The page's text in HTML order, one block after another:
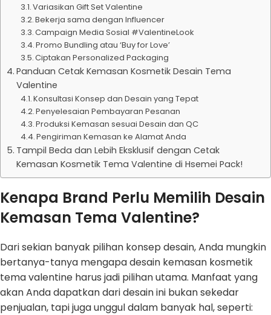
Variasikan Gift Set Valentine
Bekerja sama dengan Influencer
Campaign Media Sosial #ValentineLook
Promo Bundling atau ‘Buy for Love’
Ciptakan Personalized Packaging
Panduan Cetak Kemasan Kosmetik Desain Tema
Valentine
Konsultasi Konsep dan Desain yang Tepat
Penyelesaian Pembayaran Pesanan
Produksi Kemasan sesuai Desain dan QC
Pengiriman Kemasan ke Alamat Anda
Tampil Beda dan Lebih Eksklusif dengan Cetak
Kemasan Kosmetik Tema Valentine di Hsemei Pack!
Kenapa Brand Perlu Memilih Desain
Kemasan Tema Valentine?
Dari sekian banyak pilihan konsep desain, Anda mungkin
bertanya-tanya mengapa desain kemasan kosmetik
tema valentine harus jadi pilihan utama. Manfaat yang
akan Anda dapatkan dari desain ini bukan sekedar
penjualan, tapi juga unggul dalam banyak hal, seperti: